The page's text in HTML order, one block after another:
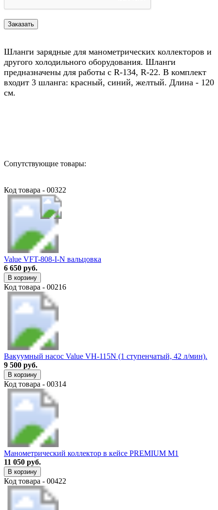
Шланги зарядные для манометрических коллекторов и
другого холодильного оборудования. Шланги
предназначены для работы с R-134, R-22. В комплект
входит 3 шланга: красный, синий, желтый. Длина - 120
см.
Сопутствующие товары:
Код товара - 00322
Value VFT-808-I-N вальцовка
6 650 руб.
В корзину
Код товара - 00216
Вакуумный насос Value VH-115N (1 ступенчатый, 42 л/мин).
9 500 руб.
В корзину
Код товара - 00314
Манометрический коллектор в кейсе PREMIUM M1
11 050 руб.
В корзину
Код товара - 00422